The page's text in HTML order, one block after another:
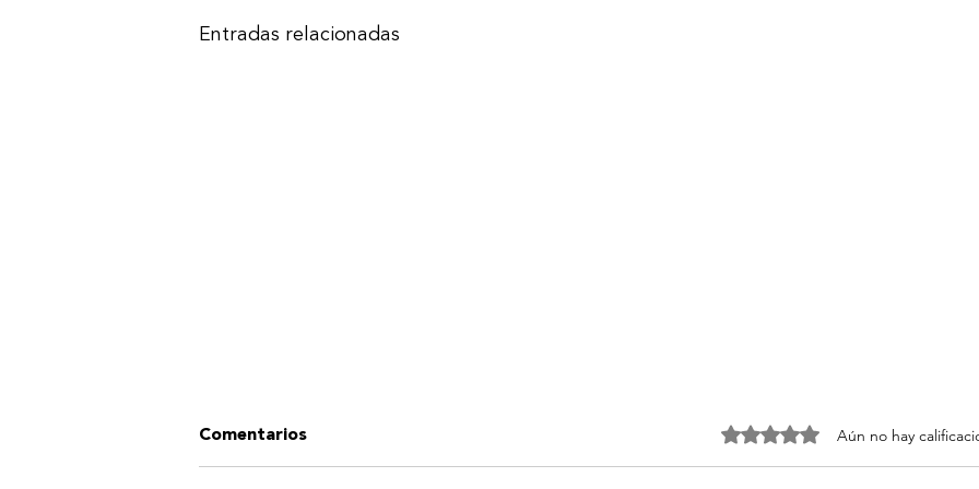
Entradas relacionadas
Comentarios Obtuvo 0 de 5 estrellas.Aún no hay